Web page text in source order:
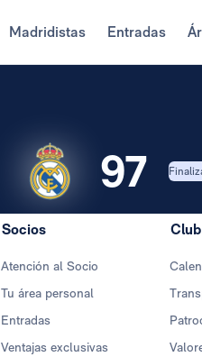
Madridistas Entradas
97
Socios
Atención al Socio
Tu área personal
Entradas
Ventajas exclusivas
Club